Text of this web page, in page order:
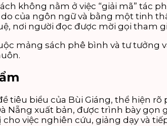
không nằm ở việc “giải mã” tác
của ngôn ngữ và bằng một tinh
nơi người đọc được mời gọi tham
mảng sách phê bình và tư tưởng
tiêu biểu của Bùi Giáng, thể hiện
Nẵng xuất bản, được trình bày
việc nghiên cứu, giảng dạy và